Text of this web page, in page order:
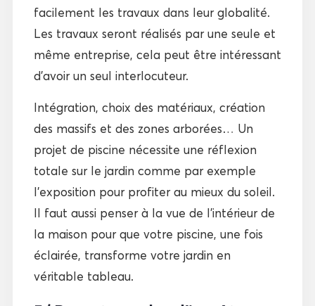
facilement les travaux dans leur globalité.
Les travaux seront réalisés par une seule et
même entreprise, cela peut être intéressant
d’avoir un seul interlocuteur.
Intégration, choix des matériaux, création
des massifs et des zones arborées… Un
projet de piscine nécessite une réflexion
totale sur le jardin comme par exemple
l’exposition pour profiter au mieux du soleil.
Il faut aussi penser à la vue de l’intérieur de
la maison pour que votre piscine, une fois
éclairée, transforme votre jardin en
véritable tableau.